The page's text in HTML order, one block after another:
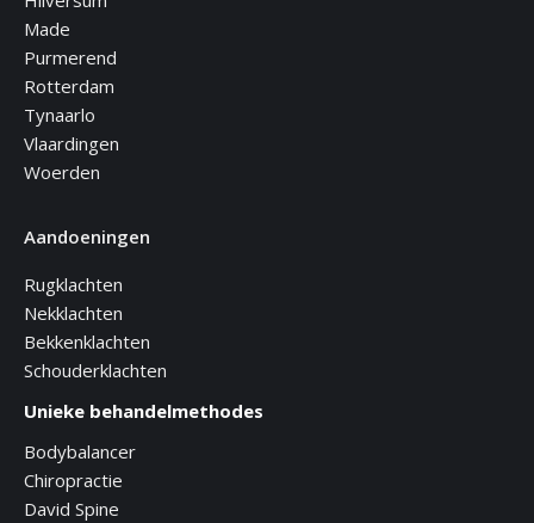
Made
Purmerend
Rotterdam
Tynaarlo
Vlaardingen
Woerden
Aandoeningen
Rugklachten
Nekklachten
Bekkenklachten
Schouderklachten
Unieke behandelmethodes
Bodybalancer
Chiropractie
David Spine